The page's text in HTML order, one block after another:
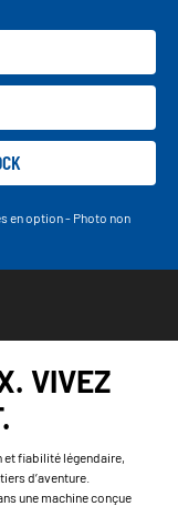
en option - Photo non
VIVEZ
fiabilité légendaire,
d’aventure.
une machine conçue